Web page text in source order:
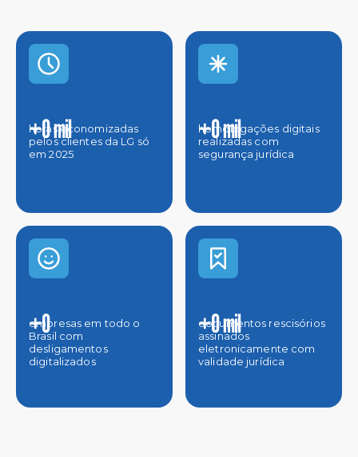
+0mil
horas economizadas
pelos clientes da LG só
em 2025
+0mil
homologações digitais
realizadas com
segurança jurídica
+0
empresas em todo o
Brasil com
desligamentos
digitalizados
+0mil
documentos rescisórios
assinados
eletronicamente com
validade jurídica